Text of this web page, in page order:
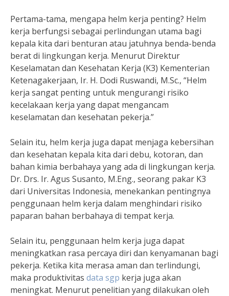
Pertama-tama, mengapa helm kerja penting? Helm
kerja berfungsi sebagai perlindungan utama bagi
kepala kita dari benturan atau jatuhnya benda-benda
berat di lingkungan kerja. Menurut Direktur
Keselamatan dan Kesehatan Kerja (K3) Kementerian
Ketenagakerjaan, Ir. H. Dodi Ruswandi, M.Sc., “Helm
kerja sangat penting untuk mengurangi risiko
kecelakaan kerja yang dapat mengancam
keselamatan dan kesehatan pekerja.”
Selain itu, helm kerja juga dapat menjaga kebersihan
dan kesehatan kepala kita dari debu, kotoran, dan
bahan kimia berbahaya yang ada di lingkungan kerja.
Dr. Drs. Ir. Agus Susanto, M.Eng., seorang pakar K3
dari Universitas Indonesia, menekankan pentingnya
penggunaan helm kerja dalam menghindari risiko
paparan bahan berbahaya di tempat kerja.
Selain itu, penggunaan helm kerja juga dapat
meningkatkan rasa percaya diri dan kenyamanan bagi
pekerja. Ketika kita merasa aman dan terlindungi,
maka produktivitas data sgp kerja juga akan
meningkat. Menurut penelitian yang dilakukan oleh